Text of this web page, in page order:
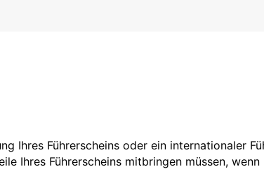
Ihres Führerscheins oder ein internationaler
Ihres Führerscheins mitbringen müssen,